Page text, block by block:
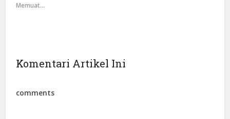
Memuat...
Komentari Artikel Ini
comments